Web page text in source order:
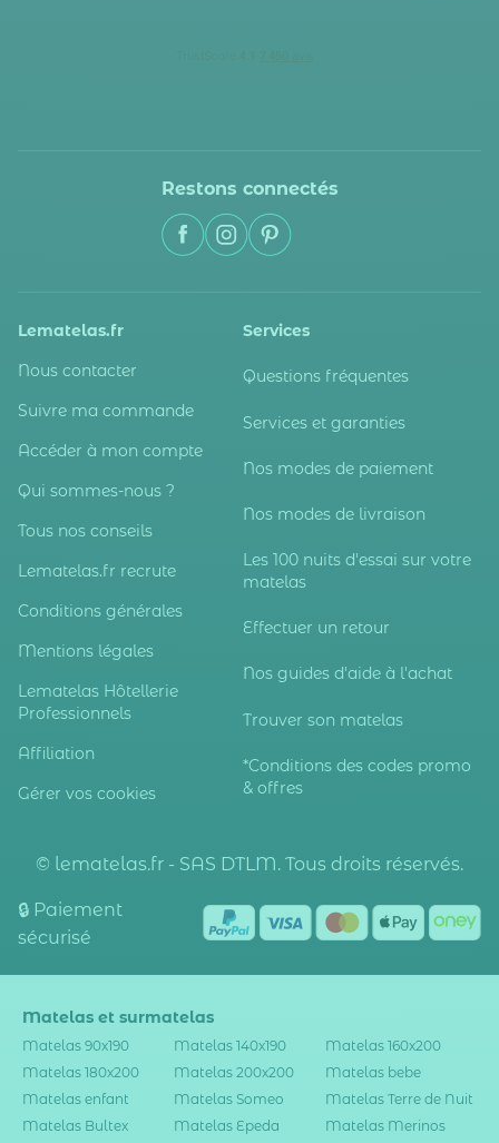
Restons connectés
Lematelas.fr
Nous contacter
Suivre ma commande
Accéder à mon compte
Qui sommes-nous ?
Tous nos conseils
Lematelas.fr recrute
Conditions générales
Mentions légales
Lematelas Hôtellerie
Professionnels
Affiliation
Gérer vos cookies
Services
Questions fréquentes
Services et garanties
Nos modes de paiement
Nos modes de livraison
Les 100 nuits d'essai sur votre
matelas
Effectuer un retour
Nos guides d'aide à l'achat
Trouver son matelas
*Conditions des codes promo
& offres
© lematelas.fr - SAS DTLM. Tous droits réservés.
🔒 Paiement
sécurisé
Matelas et surmatelas
Matelas 90x190 Matelas 140x190
Matelas 160x200
Matelas 180x200
Matelas 200x200
Matelas bebe
Matelas enfant
Matelas Someo
Matelas Terre de Nuit
Matelas Bultex
Matelas Epeda Matelas Merinos